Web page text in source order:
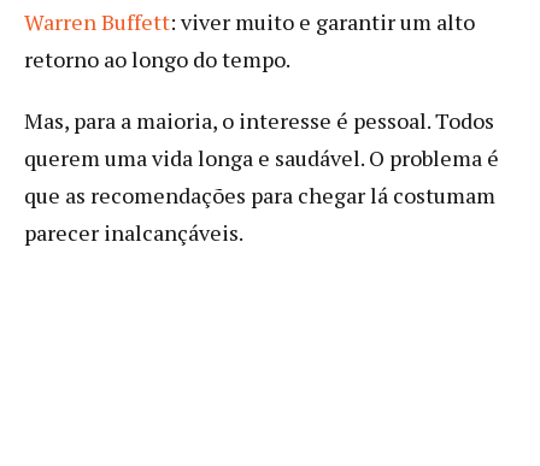
Warren Buffett: viver muito e garantir um alto
retorno ao longo do tempo.
Mas, para a maioria, o interesse é pessoal. Todos
querem uma vida longa e saudável. O problema é
que as recomendações para chegar lá costumam
parecer inalcançáveis.